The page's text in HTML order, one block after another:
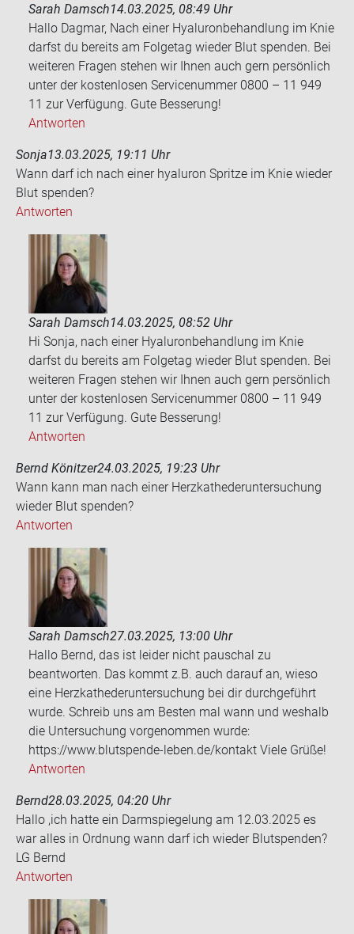
Sarah Damsch14.03.2025, 08:49 Uhr
Hallo Dagmar, Nach einer Hyaluronbehandlung im Knie
darfst du bereits am Folgetag wieder Blut spenden. Bei
weiteren Fragen stehen wir Ihnen auch gern persönlich
unter der kostenlosen Servicenummer 0800 – 11 949
11 zur Verfügung. Gute Besserung!
Antworten
Sonja13.03.2025, 19:11 Uhr
Wann darf ich nach einer hyaluron Sprit­ze im Knie wie­der
Blut spen­den?
Antworten
Sarah Damsch14.03.2025, 08:52 Uhr
Hi Sonja, nach einer Hyaluronbehandlung im Knie
darfst du bereits am Folgetag wieder Blut spenden. Bei
weiteren Fragen stehen wir Ihnen auch gern persönlich
unter der kostenlosen Servicenummer 0800 – 11 949
11 zur Verfügung. Gute Besserung!
Antworten
Bernd Könitzer24.03.2025, 19:23 Uhr
Wann kann man nach einer Herz­ka­the­der­un­ter­su­chung
wie­der Blut spen­den?
Antworten
Sarah Damsch27.03.2025, 13:00 Uhr
Hallo Bernd, das ist leider nicht pauschal zu
beantworten. Das kommt z.B. auch darauf an, wieso
eine Herzkathederuntersuchung bei dir durchgeführt
wurde. Schreib uns am Besten mal wann und weshalb
die Untersuchung vorgenommen wurde:
https://www.blutspende-leben.de/kontakt Viele Grüße!
Antworten
Bernd28.03.2025, 04:20 Uhr
Hallo ,ich hatte ein Darm­spie­ge­lung am 12.03.2025 es
war alles in Ord­nung wann darf ich wie­der Blut­spen­den?
LG Bernd
Antworten